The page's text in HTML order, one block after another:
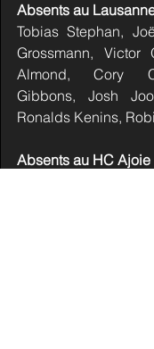
Absents au
Tobias Stephan,
Grossmann, Victor
Almond, Cory
Gibbons, Josh
Ronalds Kenins,
Absents au HC Ajoie